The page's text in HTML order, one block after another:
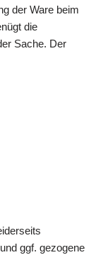
der Ware beim
die
Sache. Der
ggf. gezogene